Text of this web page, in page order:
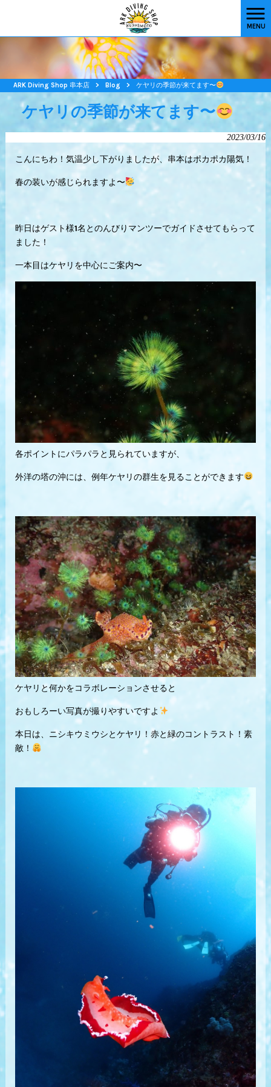
MENU
ARK Diving Shop 串本店 > Blog > ケヤリの季節が来てます〜
ケヤリの季節が来てます〜
2023/03/16
こんにちわ！気温少し下がりましたが、串本はポカポカ陽気！
春の装いが感じられますよ〜
昨日はゲスト様1名とのんびりマンツーでガイドさせてもらって
ました！
一本目はケヤリを中心にご案内〜
各ポイントにパラパラと見られていますが、
外洋の塔の沖には、例年ケヤリの群生を見ることができます
ケヤリと何かをコラボレーションさせると
おもしろーい写真が撮りやすいですよ
本日は、ニシキウミウシとケヤリ！赤と緑のコントラスト！素
敵！